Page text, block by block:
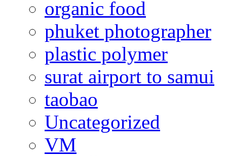
organic food
phuket photographer
plastic polymer
surat airport to samui
taobao
Uncategorized
VM